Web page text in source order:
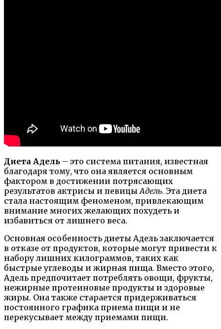
Диета Адель – это система питания, известная
благодаря тому, что она является основным
фактором в достижении потрясающих
результатов актрисы и певицы Адель. Эта диета
стала настоящим феноменом, привлекающим
внимание многих желающих похудеть и
избавиться от лишнего веса.
Основная особенность диеты Адель заключается
в отказе от продуктов, которые могут привести к
набору лишних килограммов, таких как
быстрые углеводы и жирная пища. Вместо этого,
Адель предпочитает потреблять овощи, фрукты,
нежирные протеиновые продукты и здоровые
жиры. Она также старается придерживаться
постоянного графика приема пищи и не
перекусывает между приемами пищи.